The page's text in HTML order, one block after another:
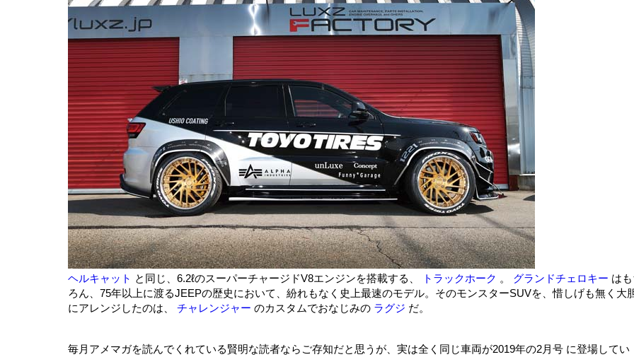
ヘルキャット と同じ、6.2ℓのスーパーチャージドV8エンジンを搭載する、 トラックホーク 。 グランドチェロキー は
ろん、75年以上に渡るJEEPの歴史において、紛れもなく史上最速のモデル。そのモンスターSUVを、惜しげも無く大
にアレンジしたのは、 チャレンジャー のカスタムでおなじみの ラグジ だ。
毎月アメマガを読んでくれている賢明な読者ならご存知だと思うが、実は全く同じ車両が2019年の2月号 に登場してい